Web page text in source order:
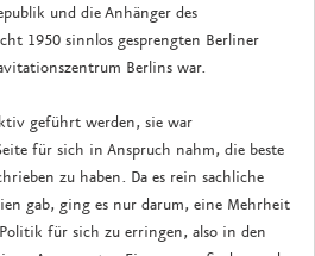
und die Anhänger des
1950 sinnlos gesprengten Berliner
Berlins war.
geführt werden, sie war
für sich in Anspruch nahm, die beste
zu haben. Da es rein sachliche
gab, ging es nur darum, eine Mehrheit
für sich zu erringen, also in den